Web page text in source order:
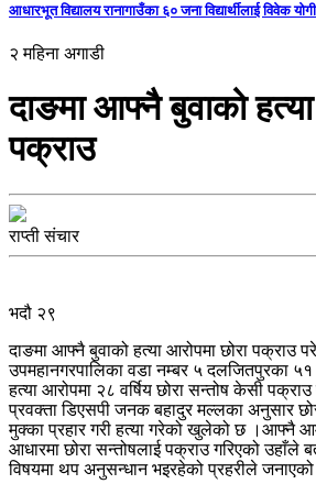
आधारभूत विद्यालय रानागाउँका ६० जना विद्यार्थीलाई विवेक
२ महिना अगाडी
दाङमा आफ्नै बुवाको
पक्राउ
राप्ती संचार
भदौ २९
दाङमा आफ्नै बुवाको हत्या आरोपमा छोरा पक्राउ
उपमहानगरपालिका वडा नम्बर ५ दलजितपुरका ५१
हत्या आरोपमा २८ वर्षिय छोरा सन्तोष केसी
प्रवक्ता डिएसपी जनक बहादुर मल्लका अनुसार
मुक्का प्रहार गरी हत्या गरेको खुलेको छ ।आफ्नै
आधारमा छोरा सन्तोषलाई पक्राउ गरिएको उहाँले
विषयमा थप अनुसन्धान भइरहेको प्रहरीले